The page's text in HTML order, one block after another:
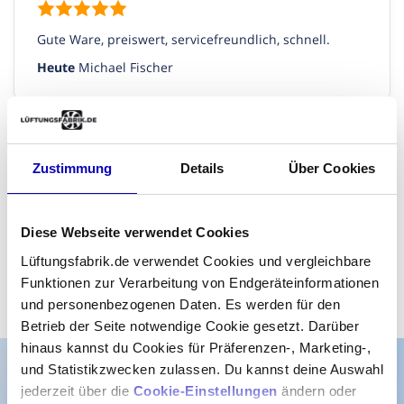
Zustimmung Details Über Cookies
Diese Webseite verwendet Cookies
Lüftungsfabrik.de verwendet Cookies und vergleichbare
Funktionen zur Verarbeitung von Endgeräteinformationen
und personenbezogenen Daten. Es werden für den
Betrieb der Seite notwendige Cookie gesetzt. Darüber
hinaus kannst du Cookies für Präferenzen-, Marketing-,
und Statistikzwecken zulassen. Du kannst deine Auswahl
jederzeit über die Cookie-Einstellungen ändern oder
Gute Ware, preiswert, servicefreundlich, schnell.
Heute Michael Fischer
Sehr schnelle Lieferung
HeuteHans-guenter Mohr
Alle Bewertungen anzeigen
Benötigen Sie eine Beratung durch unsere